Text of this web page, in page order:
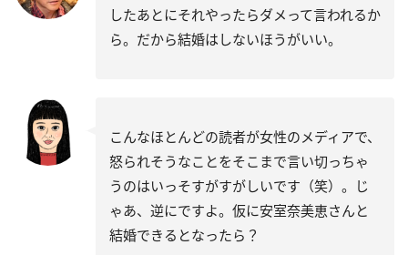
したあとにそれやったらダメって言われるか
ら。だから結婚はしないほうがいい。
こんなほとんどの読者が女性のメディアで、
怒られそうなことをそこまで言い切っちゃ
うのはいっそすがすがしいです（笑）。じ
ゃあ、逆にですよ。仮に安室奈美恵さんと
結婚できるとなったら？